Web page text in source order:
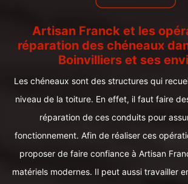
Artisan Franck et les
réparation des chéneaux
Boinvilliers et ses
Les chéneaux sont des structures qui
niveau de la toiture. En effet, il faut faire
réparation de ces conduits pour
fonctionnement. Afin de réaliser ces
proposer de faire confiance à Artisan
matériels modernes. Il peut aussi travailler